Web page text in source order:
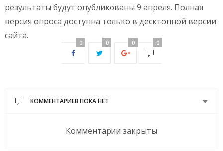
результаты будут опубликованы 9 апреля. Полная
версия опроса доступна только в десктопной версии
сайта.
0 0 0 0
КОММЕНТАРИЕВ ПОКА НЕТ
Комментарии закрыты